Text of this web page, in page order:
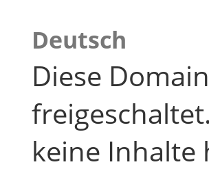
Deutsch
Diese
keine Inhalte